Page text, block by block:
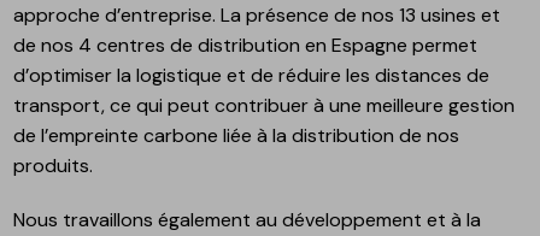
approche d’entreprise. La présence de nos 13 usines et
de nos 4 centres de distribution en Espagne permet
d’optimiser la logistique et de réduire les distances de
transport, ce qui peut contribuer à une meilleure gestion
de l’empreinte carbone liée à la distribution de nos
produits.
Nous travaillons également au développement et à la